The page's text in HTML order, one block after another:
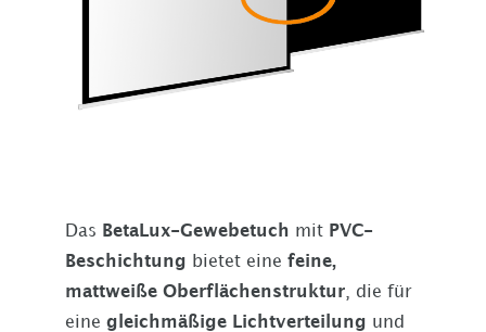
Das BetaLux-Gewebetuch mit PVC-
Beschichtung bietet eine feine,
mattweiße Oberflächenstruktur , die für
eine gleichmäßige Lichtverteilung und